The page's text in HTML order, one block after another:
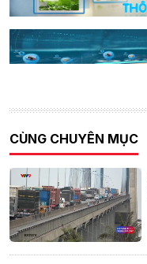
CÙNG CHUYÊN MỤC